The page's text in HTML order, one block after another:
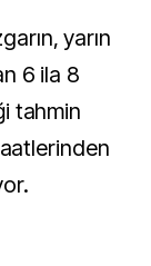
yarın
6 ila 8
tahmin